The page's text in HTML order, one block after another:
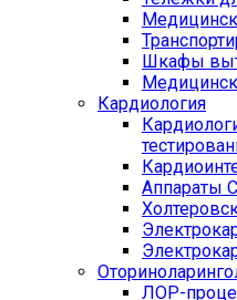
Шкафы
Кардиология
Аппараты
ЛОР-